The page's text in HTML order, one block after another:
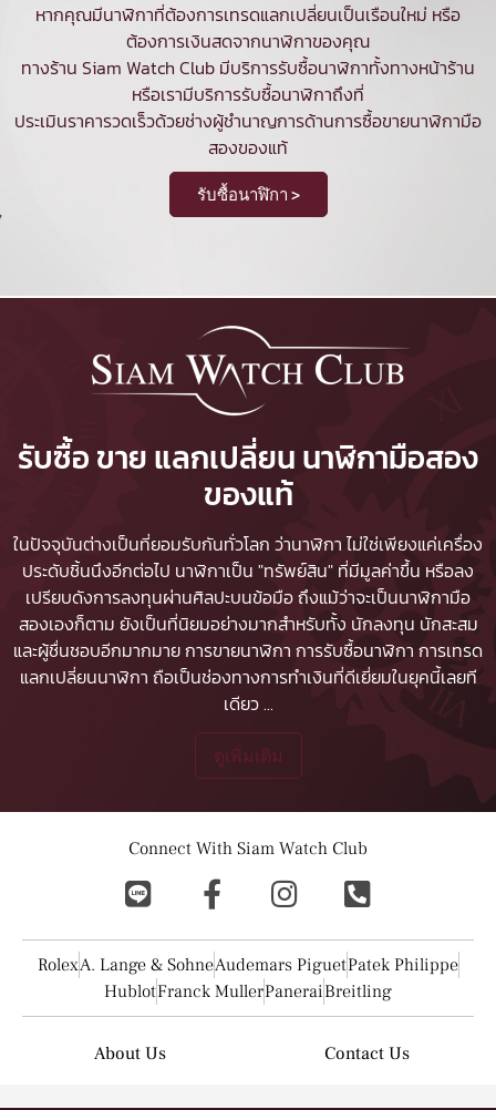
หากคุณมีนาฬิกาที่ต้องการเทรดแลกเปลี่ยนเป็นเรือนใหม่ หรือ
ต้องการเงินสดจากนาฬิกาของคุณ
ทางร้าน Siam Watch Club มีบริการรับซื้อนาฬิกาทั้งทางหน้าร้าน
หรือเรามีบริการรับซื้อนาฬิกาถึงที่
ประเมินราคารวดเร็วด้วยช่างผู้ชำนาญการด้านการซื้อขายนาฬิกามือ
สองของแท้
รับซื้อนาฬิกา >
รับซื้อ ขาย แลกเปลี่ยน นาฬิกามือสอง
ของแท้
ในปัจจุบันต่างเป็นที่ยอมรับกันทั่วโลก ว่านาฬิกา ไม่ใช่เพียงแค่เครื่อง
ประดับชิ้นนึงอีกต่อไป นาฬิกาเป็น "ทรัพย์สิน" ที่มีมูลค่าขึ้น หรือลง
เปรียบดังการลงทุนผ่านศิลปะบนข้อมือ ถึงแม้ว่าจะเป็นนาฬิกามือ
สองเองก็ตาม ยังเป็นที่นิยมอย่างมากสำหรับทั้ง นักลงทุน นักสะสม
และผู้ชื่นชอบอีกมากมายการขายนาฬิกา การรับซื้อนาฬิกา การเทรด
แลกเปลี่ยนนาฬิกา ถือเป็นช่องทางการทำเงินที่ดีเยี่ยมในยุคนี้เลยที
เดียว...
ดูเพิ่มเติม
Connect With Siam Watch Club
RolexA. Lange & SohneAudemars PiguetPatek Philippe
HublotFranck MullerPaneraiBreitling
About Us Contact Us